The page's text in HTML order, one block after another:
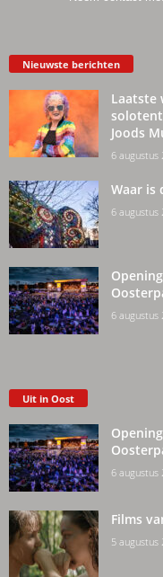
Nieuwste berichten
Laatste
Joods
6 augustus
Waar is
6 augustus
6 augustus
Uit in Oost
6 augustus
Films
5 augustus